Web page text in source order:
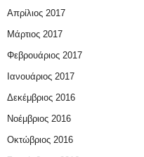
Απρίλιος 2017
Μάρτιος 2017
Φεβρουάριος 2017
Ιανουάριος 2017
Δεκέμβριος 2016
Νοέμβριος 2016
Οκτώβριος 2016